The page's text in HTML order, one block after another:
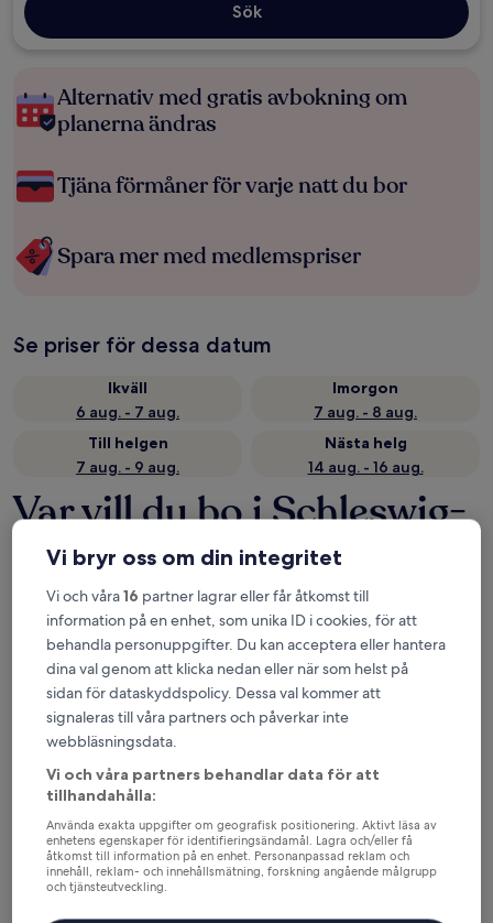
Sök
Alternativ med gratis avbokning om
planerna ändras
Tjäna förmåner för varje natt du bor
Spara mer med medlemspriser
Se priser för dessa datum
Ikväll
6 aug. - 7 aug.
Imorgon
7 aug. - 8 aug.
Till helgen
7 aug. - 9 aug.
Nästa helg
14 aug. - 16 aug.
Var vill du bo i Schleswig-
Holstein?
Topphotell i Hamburg (med
närområde)
Radisson Blu Hotel, Hamburg
4.5
‐
Radisson Blu Hotel, Hamburg
Vi bryr oss om din integritet
Vi och våra16 partner lagrar eller får åtkomst till
information på en enhet, som unika ID i cookies, för att
behandla personuppgifter. Du kan acceptera eller hantera
dina val genom att klicka nedan eller när som helst på
sidan för dataskyddspolicy. Dessa val kommer att
signaleras till våra partners och påverkar inte
webbläsningsdata.
Vi och våra partners behandlar data för att
tillhandahålla:
Använda exakta uppgifter om geografisk positionering. Aktivt läsa av
enhetens egenskaper för identifieringsändamål. Lagra och/eller få
åtkomst till information på en enhet. Personanpassad reklam och
innehåll, reklam- och innehållsmätning, forskning angående målgrupp
och tjänsteutveckling.